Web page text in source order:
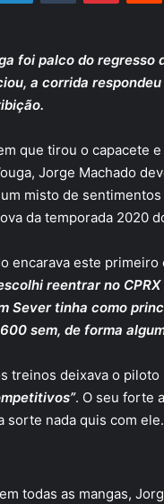
foi palco do regresso
a corrida
que tirou o capacete
Jorge Machado
misto de
da temporada 2020
encarava este primeiro
reentrar no
Sever tinha como
sem, de forma
treinos deixava o piloto
. O seu forte
sorte nada quis com ele.
todas as mangas,